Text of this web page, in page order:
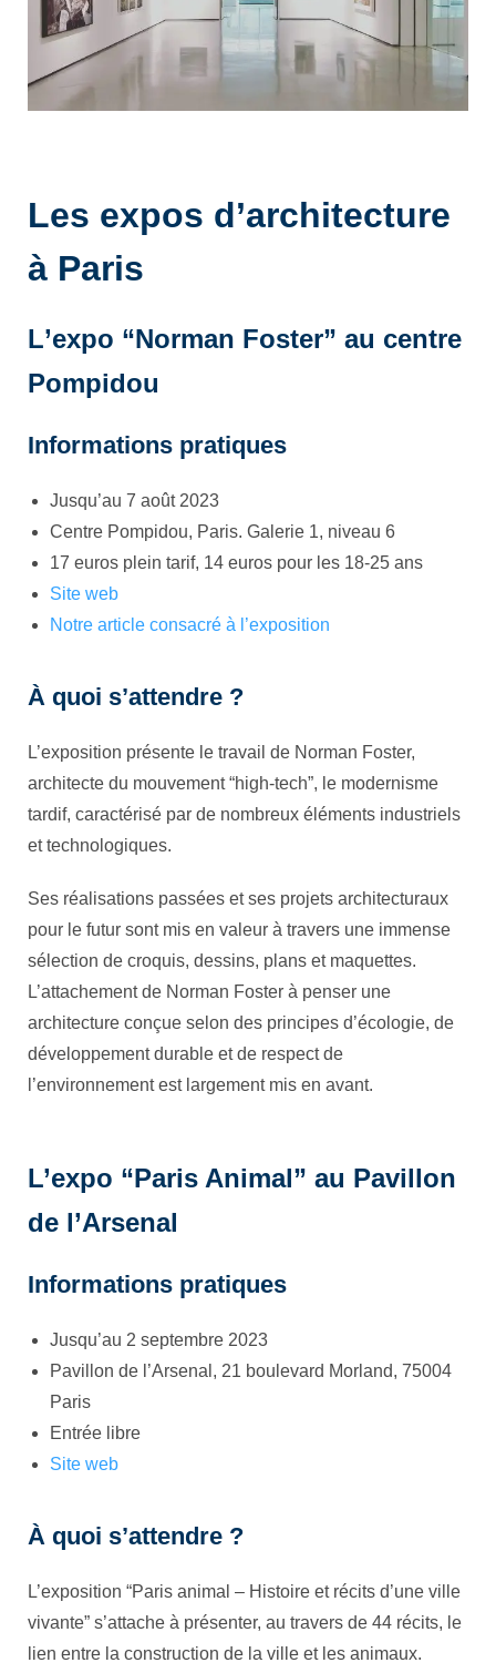
Les expos d’architecture
à Paris
L’expo “Norman Foster” au centre
Pompidou
Informations pratiques
Jusqu’au 7 août 2023
Centre Pompidou, Paris. Galerie 1, niveau 6
17 euros plein tarif, 14 euros pour les 18-25 ans
Site web
Notre article consacré à l’exposition
À quoi s’attendre ?
L’exposition présente le travail de Norman Foster,
architecte du mouvement “high-tech”, le modernisme
tardif, caractérisé par de nombreux éléments industriels
et technologiques.
Ses réalisations passées et ses projets architecturaux
pour le futur sont mis en valeur à travers une immense
sélection de croquis, dessins, plans et maquettes.
L’attachement de Norman Foster à penser une
architecture conçue selon des principes d’écologie, de
développement durable et de respect de
l’environnement est largement mis en avant.
L’expo “Paris Animal” au Pavillon
de l’Arsenal
Informations pratiques
Jusqu’au 2 septembre 2023
Pavillon de l’Arsenal, 21 boulevard Morland, 75004
Paris
Entrée libre
Site web
À quoi s’attendre ?
L’exposition “Paris animal – Histoire et récits d’une ville
vivante” s’attache à présenter, au travers de 44 récits, le
lien entre la construction de la ville et les animaux.